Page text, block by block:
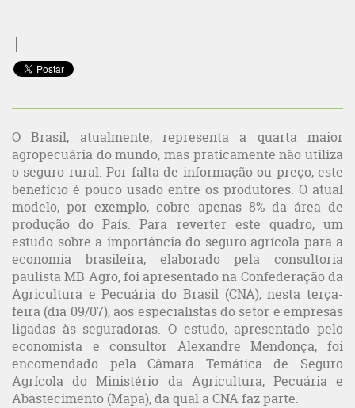
O Brasil, atualmente, representa a quarta maior
agropecuária do mundo, mas praticamente não utiliza
o seguro rural. Por falta de informação ou preço, este
benefício é pouco usado entre os produtores. O atual
modelo, por exemplo, cobre apenas 8% da área de
produção do País. Para reverter este quadro, um
estudo sobre a importância do seguro agrícola para a
economia brasileira, elaborado pela consultoria
paulista MB Agro, foi apresentado na Confederação da
Agricultura e Pecuária do Brasil (CNA), nesta terça-
feira (dia 09/07), aos especialistas do setor e empresas
ligadas às seguradoras. O estudo, apresentado pelo
economista e consultor Alexandre Mendonça, foi
encomendado pela Câmara Temática de Seguro
Agrícola do Ministério da Agricultura, Pecuária e
Abastecimento (Mapa), da qual a CNA faz parte.